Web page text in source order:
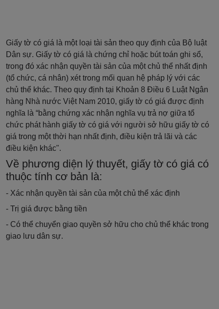
Giấy tờ có giá là một loại tài sản theo quy định của Bộ luật
Dân sự. Giấy tờ có giá là chứng chỉ hoặc bút toán ghi sổ,
trong đó xác nhận quyền tài sản của một chủ thể nhất định
(tổ chức, cá nhân) xét trong mối quan hệ pháp lý với các
chủ thể khác. Theo quy định tại Khoản 8 Điều 6 Luật Ngân
hàng Nhà nước Việt Nam 2010, giấy tờ có giá được định
nghĩa là “bằng chứng xác nhận nghĩa vụ trả nợ giữa tổ
chức phát hành giấy tờ có giá với người sở hữu giấy tờ có
giá trong một thời hạn nhất định, điều kiện trả lãi và các
điều kiện khác".
Về phương diện lý thuyết, giấy tờ có giá có
thuộc tính cơ bản là:
- Xác nhận quyền tài sản của một chủ thể xác định
- Trị giá được bằng tiền
- Có thể chuyển giao quyền sở hữu cho chủ thể khác trong
giao lưu dân sự.